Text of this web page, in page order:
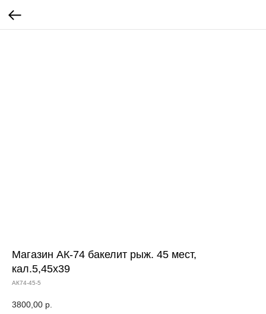
Магазин АК-74 бакелит рыж. 45 мест,
кал.5,45х39
АК74-45-5
3800,00 р.